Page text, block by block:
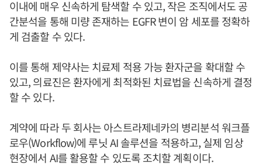
이내에 매우 신속하게 탐색할 수 있고, 작은 조직에서도 공
간분석을 통해 미량 존재하는 EGFR 변이 암 세포를 정확하
게 검출할 수 있다.
이를 통해 제약사는 치료제 적용 가능 환자군을 확대할 수
있고, 의료진은 환자에게 최적화된 치료법을 신속하게 결정
할 수 있다.
계약에 따라 두 회사는 아스트라제네카의 병리분석 워크플
로우(Workflow)에 루닛 AI 솔루션을 적용하고, 실제 임상
현장에서 AI를 활용할 수 있도록 조치할 계획이다.